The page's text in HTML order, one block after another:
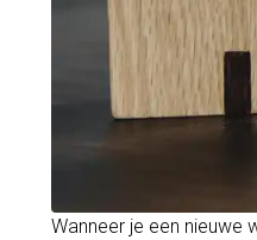
Wanneer je een nieuwe